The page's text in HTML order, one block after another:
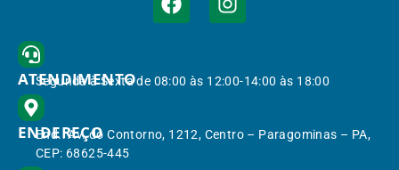
ATENDIMENTO
Segunda à Sexta de 08:00 às 12:00-14:00 às 18:00
ENDEREÇO
End.: Av. do Contorno, 1212, Centro – Paragominas – PA,
CEP: 68625-445